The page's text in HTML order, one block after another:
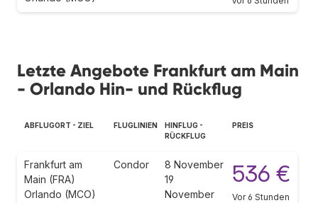
Letzte Angebote Frankfurt am Main
- Orlando Hin- und Rückflug
ABFLUGORT - ZIEL FLUGLINIEN
HINFLUG -
RÜCKFLUG
PREIS
Frankfurt am
Main (FRA)
Orlando (MCO)
Condor
8 November
19
November
536 €
Vor 6 Stunden